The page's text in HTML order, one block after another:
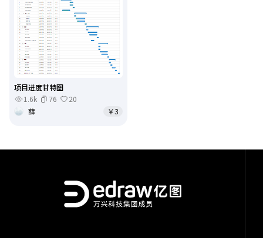
项目进度甘特图
1.6k
76
20
薛
￥3